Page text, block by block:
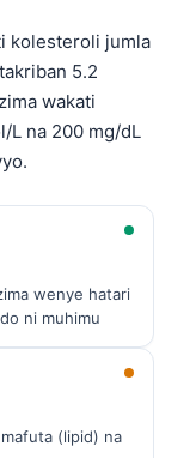
kolesteroli jumla
5.2
wakati
L na 200 mg/dL
wenye hatari
ni muhimu
(lipid) na